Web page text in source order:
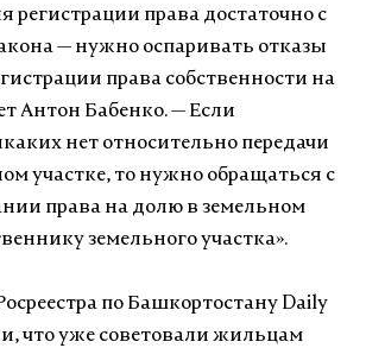
регистрации права достаточно с
— нужно оспаривать отказы
права собственности на
Антон Бабенко. — Если
нет относительно передачи
участке, то нужно обращаться с
права на долю в земельном
земельного участка».
по Башкортостану Daily
что уже советовали жильцам